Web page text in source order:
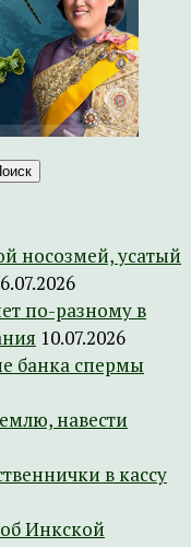
носозмей, усатый
по-разному в
10.07.2026
банка спермы
навести
в кассу
Инкской